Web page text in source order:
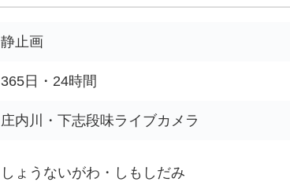
静止画
365日・24時間
庄内川・下志段味ライブカメラ
しょうないがわ・しもしだみ